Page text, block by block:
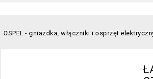
OSPEL - gniazdka, włączniki i osprzęt